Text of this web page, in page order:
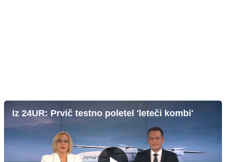
Iz 24UR: Prvič testno poletel 'leteči kombi'